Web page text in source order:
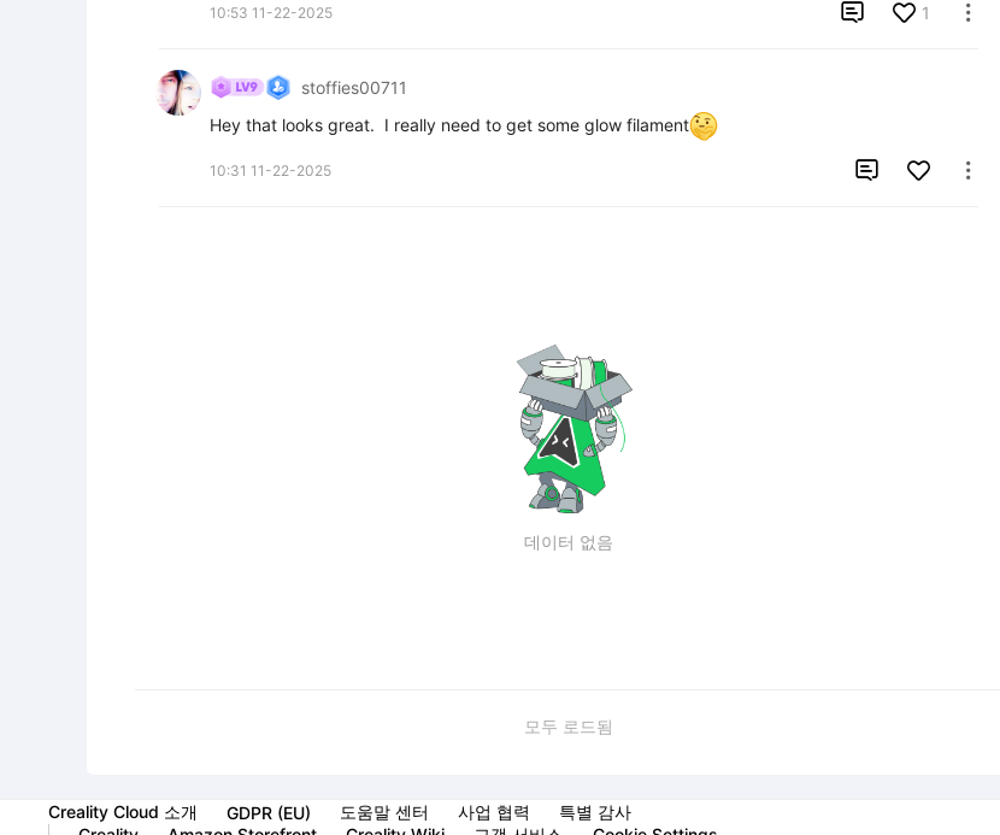
10:53 11-22-2025  1 
stoffies00711
Hey that looks great.  I really need to get some glow filament
10:31 11-22-2025  
데이터 없음
모두 로드됨
Creality Cloud 소개 GDPR (EU) 도움말 센터 사업 협력
특별 감사